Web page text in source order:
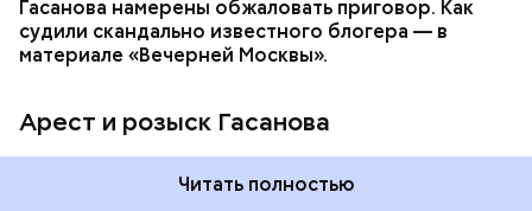
Гасанова намерены обжаловать приговор. Как
судили скандально известного блогера — в
материале «Вечерней Москвы».
Арест и розыск Гасанова
Читать полностью
Началось расследование. В квартире потерпевших